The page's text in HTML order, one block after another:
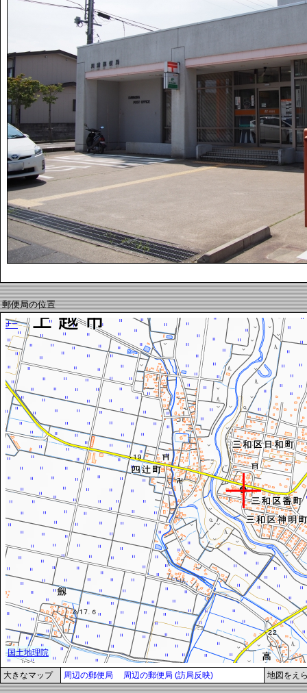
郵便局の位置
大きなマップ 周辺の郵便局 周辺の郵便局 (訪局反映) 地図をえ